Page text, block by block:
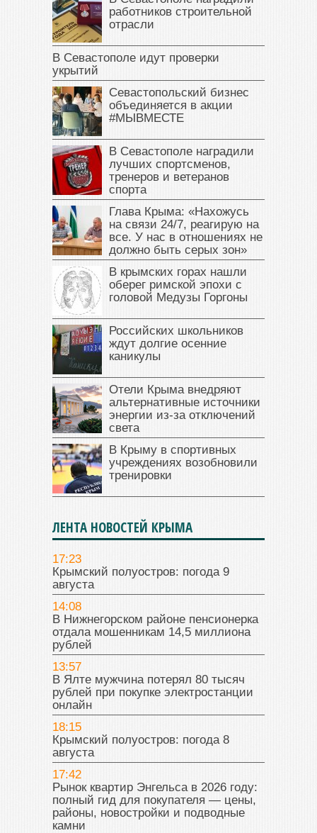
работников строительной
отрасли
В Севастополе идут проверки
укрытий
Севастопольский бизнес
объединяется в акции
#МЫВМЕСТЕ
В Севастополе наградили
лучших спортсменов,
тренеров и ветеранов
спорта
Глава Крыма: «Нахожусь
на связи 24/7, реагирую на
все. У нас в отношениях не
должно быть серых зон»
В крымских горах нашли
оберег римской эпохи с
головой Медузы Горгоны
Российских школьников
ждут долгие осенние
каникулы
Отели Крыма внедряют
альтернативные источники
энергии из-за отключений
света
В Крыму в спортивных
учреждениях возобновили
тренировки
ЛЕНТА НОВОСТЕЙ КРЫМА
17:23
Крымский полуостров: погода 9
августа
14:08
В Нижнегорском районе пенсионерка
отдала мошенникам 14,5 миллиона
рублей
13:57
В Ялте мужчина потерял 80 тысяч
рублей при покупке электростанции
онлайн
18:15
Крымский полуостров: погода 8
августа
17:42
Рынок квартир Энгельса в 2026 году:
полный гид для покупателя — цены,
районы, новостройки и подводные
камни